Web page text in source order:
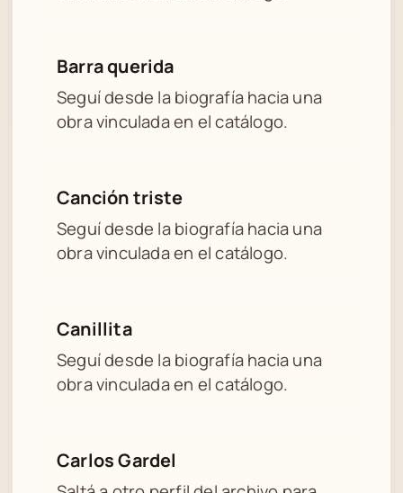
Barra querida
Seguí desde la biografía hacia una
obra vinculada en el catálogo.
Canción triste
Seguí desde la biografía hacia una
obra vinculada en el catálogo.
Canillita
Seguí desde la biografía hacia una
obra vinculada en el catálogo.
Carlos Gardel